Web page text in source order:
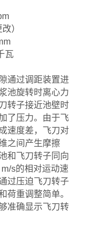
）
瓦
通过调距装置进
池旋转时离心力
转子接近池壁时
了压力。由于飞
速度差，飞刀对
之间产生摩擦
和飞刀转子同向
s的相对运动速
过压迫飞刀转子
荷重调整简单。
准确显示飞刀转